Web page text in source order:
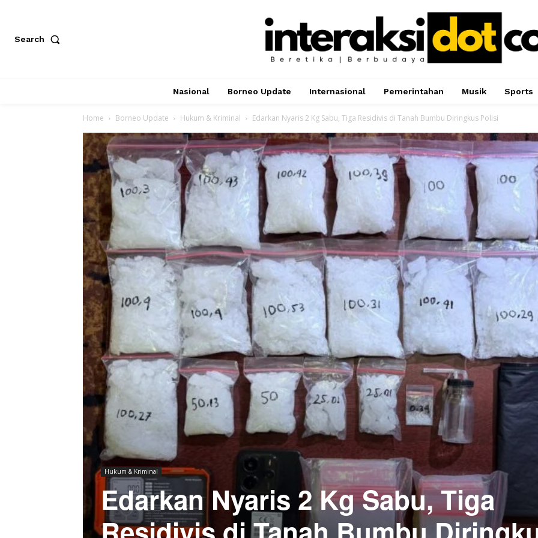
Search
Nasional Borneo Update Internasional Pemerintahan Musik Sports
Home Borneo Update Hukum & Kriminal Edarkan Nyaris 2 Kg Sabu, Tiga Residivis di Tanah Bumbu Diringkus Polisi
Hukum & Kriminal
Edarkan Nyaris 2 Kg Sabu, Tiga